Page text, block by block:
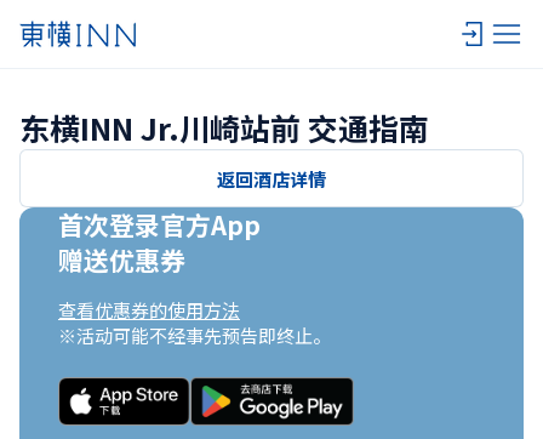
东横INN Jr.川崎站前 交通指南
返回酒店详情
首次登录官方App
赠送优惠券
查看优惠券的使用方法
※活动可能不经事先预告即终止。